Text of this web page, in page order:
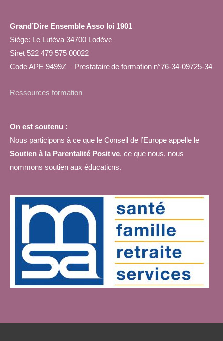
Grand’Dire Ensemble Asso loi 1901
Siège: Le Lutéva 34700 Lodève
Siret 522 479 575 00022
Code APE 9499Z – Prestataire de formation n°76-34-09725-34
Ressources formation
On est soutenu :
Nous participons à ce que le Conseil de l’Europe appelle le
Soutien à la Parentalité Positive, ce que nous, nous
nommons soutien aux éducations.